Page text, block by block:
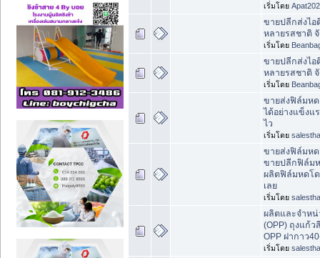
เริ่มโดย
ขายปลีกส่งไ
หลายรสชาติ
เริ่มโดย
ขายปลีกส่งไ
หลายรสชาติ
เริ่มโดย
ขายส่งฟิล์มห
ได้อย่างแข็งแ
ไว
เริ่มโดย
ขายส่งฟิล์มห
ขายปลีกฟิล์มห
ผลิตฟิล์มหดโ
เลย
เริ่มโดย
ผลิตและจำหน่
(OPP) ถุงแก้ว
OPP ฝากาว
เริ่มโดย